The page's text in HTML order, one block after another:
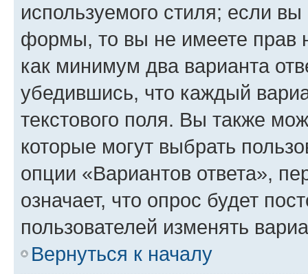
используемого стиля; если
формы, то вы не имеете прав
как минимум два варианта
убедившись, что каждый
текстового поля. Вы также
которые могут выбрать
опции «Вариантов ответа»,
означает, что опрос будет
пользователей изменять
Вернуться к началу